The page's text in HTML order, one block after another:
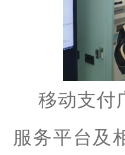
移动支付
服务平台及